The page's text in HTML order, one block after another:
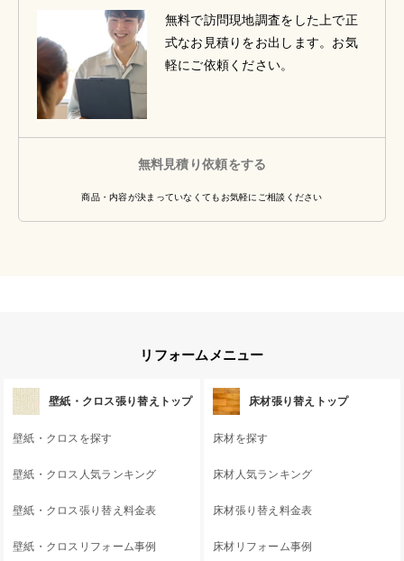
無料で訪問現地調査をした上で正
式なお見積りをお出します。お気
軽にご依頼ください。
無料見積り依頼をする
商品・内容が決まっていなくてもお気軽にご相談ください
リフォームメニュー
壁紙・クロス張り替えトップ
壁紙・クロスを探す
壁紙・クロス人気ランキング
壁紙・クロス張り替え料金表
壁紙・クロスリフォーム事例
床材張り替えトップ
床材を探す
床材人気ランキング
床材張り替え料金表
床材リフォーム事例